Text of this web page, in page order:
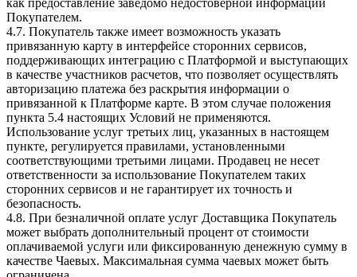
Покупателем.
4.7. Покупатель также имеет возможность указать
привязанную карту в интерфейсе сторонних сервисов,
поддерживающих интеграцию с Платформой и выступающих
в качестве участников расчетов, что позволяет осуществлять
авторизацию платежа без раскрытия информации о
привязанной к Платформе карте. В этом случае положения
пункта 5.4 настоящих Условий не применяются.
Использование услуг третьих лиц, указанных в настоящем
пункте, регулируется правилами, установленными
соответствующими третьими лицами. Продавец не несет
ответственности за использование Покупателем таких
сторонних сервисов и не гарантирует их точность и
безопасность.
4.8. При безналичной оплате услуг Доставщика Покупатель
может выбрать дополнительный процент от стоимости
оплачиваемой услуги или фиксированную денежную сумму в
качестве Чаевых. Максимальная сумма чаевых может быть